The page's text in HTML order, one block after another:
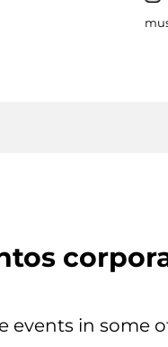
events in some